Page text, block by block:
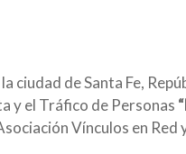
la ciudad de Santa Fe,
y el Tráfico de Personas
Vínculos en